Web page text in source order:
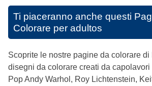
Ti piaceranno anche questi
Colorare per adultos
Scoprite le nostre pagine da colorare di
disegni da colorare creati da capolavori
Pop Andy Warhol, Roy Lichtenstein,